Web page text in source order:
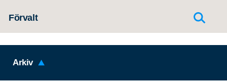
Förvalt
Arkiv